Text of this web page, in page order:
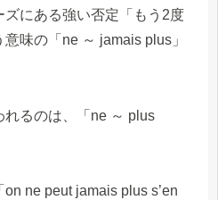
ズにある強い否定「もう2度
味の「ne ～ jamais plus」
れるのは、「ne ～ plus
ne peut jamais plus s’en